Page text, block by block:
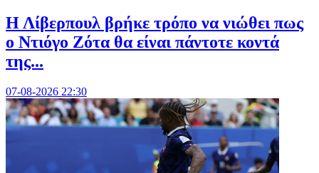
Η Λίβερπουλ βρήκε τρόπο να νιώθει πως
ο Ντιόγο Ζότα θα είναι πάντοτε κοντά
της...
07-08-2026 22:30